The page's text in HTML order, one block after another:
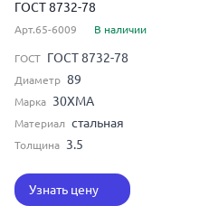
ГОСТ 8732-78
Арт.65-6009 В наличии
ГОСТ ГОСТ 8732-78
Диаметр 89
Марка 30ХМА
Материал стальная
Толщина 3.5
Узнать цену